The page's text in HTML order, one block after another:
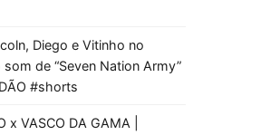
Diego e Vitinho no
de “Seven Nation Army”
#shorts
x VASCO DA GAMA |